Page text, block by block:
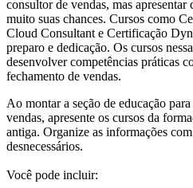
consultor de vendas, mas
muito suas chances. Cursos como
Cloud Consultant e Certificação
preparo e dedicação. Os cursos
desenvolver competências práticas
fechamento de vendas.
Ao montar a seção de educação
vendas, apresente os cursos da
antiga. Organize as informações
desnecessários.
Você pode incluir: